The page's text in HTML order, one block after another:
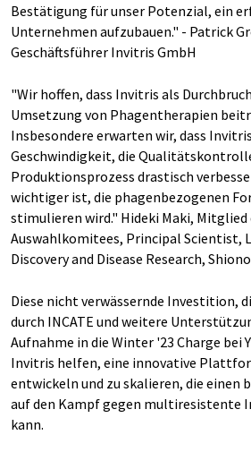
Bestätigung für unser Potenzial, ein
Unternehmen aufzubauen." - Patrick
Geschäftsführer Invitris GmbH
"Wir hoffen, dass Invitris als
Umsetzung von Phagentherapien
Insbesondere erwarten wir, dass
Geschwindigkeit, die
Produktionsprozess drastisch
wichtiger ist, die phagenbezogenen
stimulieren wird." Hideki Maki, Mitglied
Auswahlkomitees, Principal Scientist,
Discovery and Disease Research,
Diese nicht verwässernde Investition,
durch INCATE und weitere
Aufnahme in die Winter '23 Charge bei
Invitris helfen, eine innovative
entwickeln und zu skalieren, die einen
auf den Kampf gegen multiresistente
kann.